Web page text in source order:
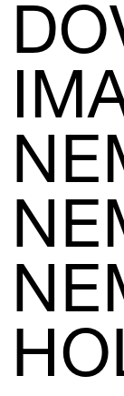
Apr, 20,
THE
MAP
Mar, 10,
「MdN
迫仁が